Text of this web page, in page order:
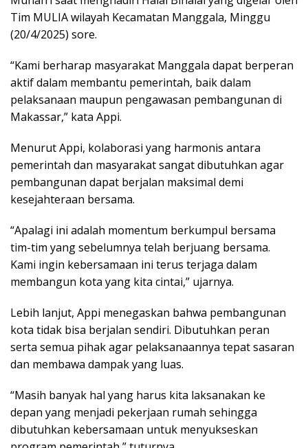
Tim MULIA wilayah Kecamatan Manggala, Minggu
(20/4/2025) sore.
“Kami berharap masyarakat Manggala dapat berperan
aktif dalam membantu pemerintah, baik dalam
pelaksanaan maupun pengawasan pembangunan di
Makassar,” kata Appi.
Menurut Appi, kolaborasi yang harmonis antara
pemerintah dan masyarakat sangat dibutuhkan agar
pembangunan dapat berjalan maksimal demi
kesejahteraan bersama.
“Apalagi ini adalah momentum berkumpul bersama
tim-tim yang sebelumnya telah berjuang bersama.
Kami ingin kebersamaan ini terus terjaga dalam
membangun kota yang kita cintai,” ujarnya.
Lebih lanjut, Appi menegaskan bahwa pembangunan
kota tidak bisa berjalan sendiri. Dibutuhkan peran
serta semua pihak agar pelaksanaannya tepat sasaran
dan membawa dampak yang luas.
“Masih banyak hal yang harus kita laksanakan ke
depan yang menjadi pekerjaan rumah sehingga
dibutuhkan kebersamaan untuk menyukseskan